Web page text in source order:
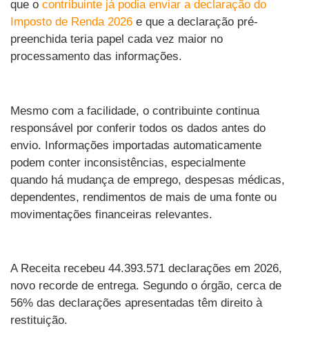
que o contribuinte já podia enviar a declaração do
Imposto de Renda 2026 e que a declaração pré-
preenchida teria papel cada vez maior no
processamento das informações.
Mesmo com a facilidade, o contribuinte continua
responsável por conferir todos os dados antes do
envio. Informações importadas automaticamente
podem conter inconsistências, especialmente
quando há mudança de emprego, despesas médicas,
dependentes, rendimentos de mais de uma fonte ou
movimentações financeiras relevantes.
A Receita recebeu 44.393.571 declarações em 2026,
novo recorde de entrega. Segundo o órgão, cerca de
56% das declarações apresentadas têm direito à
restituição.